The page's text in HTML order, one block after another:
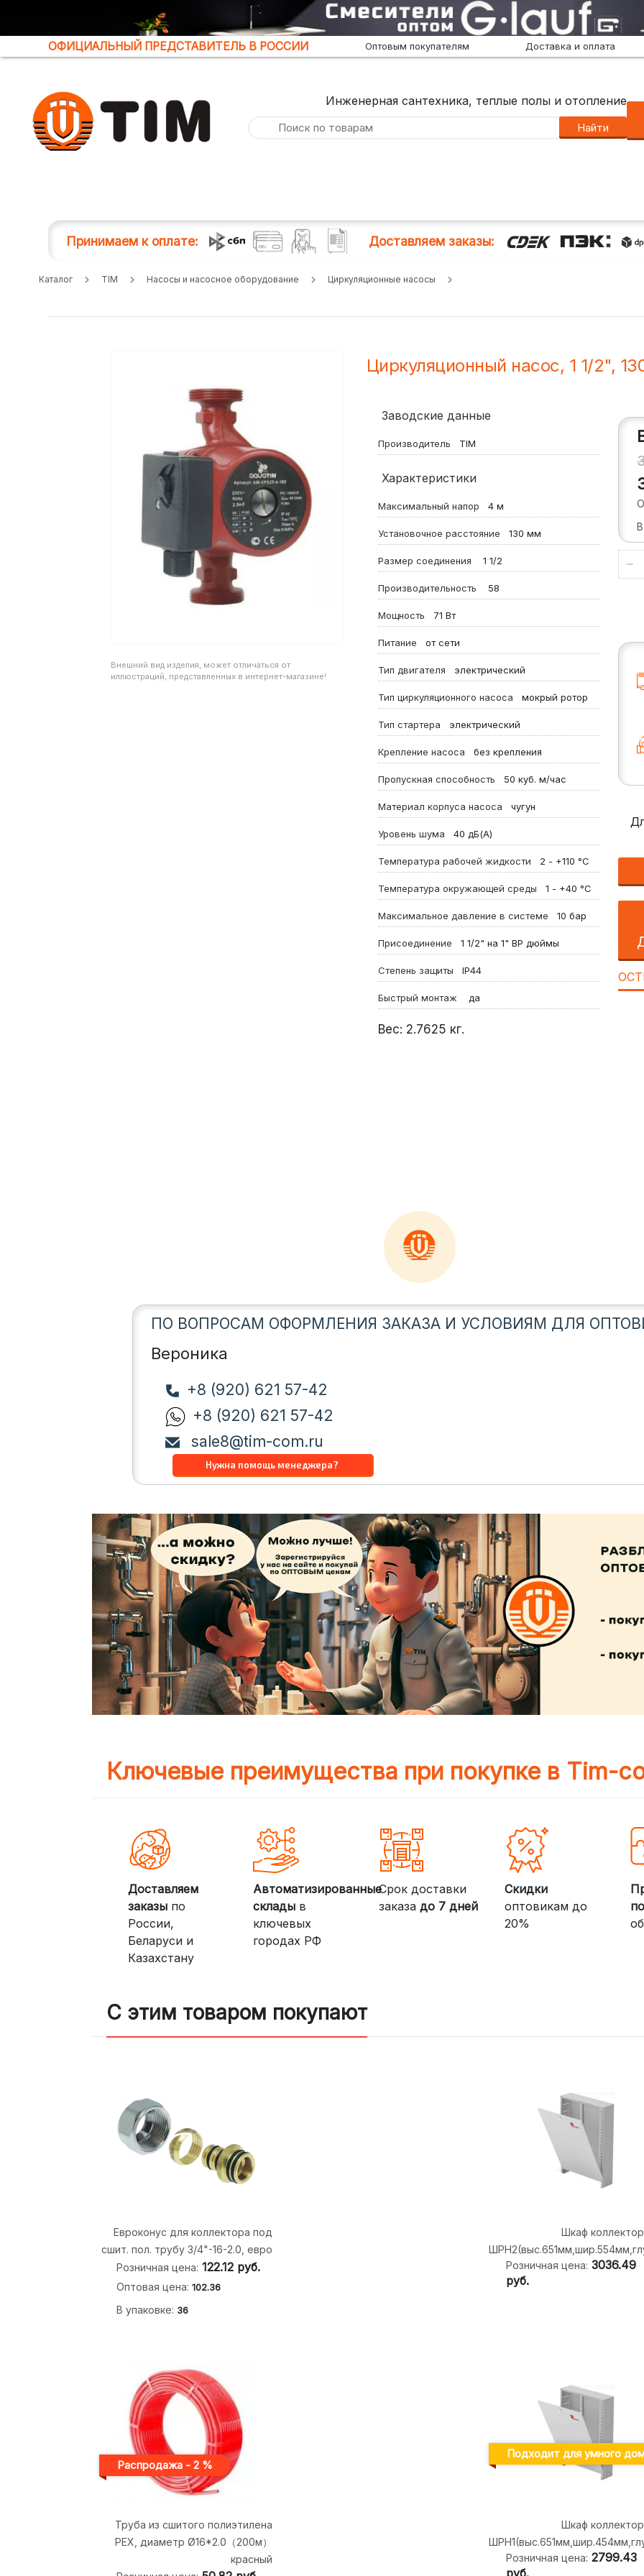
ОФИЦИАЛЬНЫЙ ПРЕДСТАВИТЕЛЬ В РОССИИ Оптовым покупателям Доставка и оплата
Инженерная сантехника, теплые полы и отопление
Найти
Принимаем к оплате: Доставляем заказы:
Каталог TIM Насосы и насосное оборудование Циркуляционные насосы
Внешний вид изделия, может отличаться от
иллюстраций, представленных в интернет-магазине!
Циркуляционный насос, 1 1/2",
Заводские данные
Производитель TIM
Характеристики
Максимальный напор 4 м
Установочное расстояние 130 мм
Размер соединения 1 1/2
Производительность 58
Мощность 71 Вт
Питание от сети
Тип двигателя электрический
Тип циркуляционного насоса мокрый ротор
Тип стартера электрический
Крепление насоса без крепления
Пропускная способность 50 куб. м/час
Материал корпуса насоса чугун
Уровень шума 40 дБ(А)
Температура рабочей жидкости 2 - +110 °C
Температура окружающей среды 1 - +40 °C
Максимальное давление в системе 10 бар
Присоединение 1 1/2" на 1" ВР дюймы
Степень защиты IP44
Быстрый монтаж да
Вес: 2.7625 кг.
ПО ВОПРОСАМ ОФОРМЛЕНИЯ ЗАКАЗА И УСЛОВИЯМ ДЛЯ
Вероника
+8 (920) 621 57-42
+8 (920) 621 57-42
sale8@tim-com.ru
Ключевые преимущества при покупке в Tim-
Доставляем
заказыпо
России,
Беларуси и
Казахстану
Автоматизированные
склады в
ключевых
городах РФ
Срок доставки
заказадо 7 дней
Скидки
оптовикам до
20%
С этим товаром покупают
Евроконус для коллектора под
сшит. пол. трубу 3/4"-16-2.0, евро
Розничная цена: 122.12 руб.
Оптовая цена: 102.36
В упаковке: 36
Шкаф
Розничная цена: 3036.49
руб.
Распродажа - 2 %
Труба из сшитого полиэтилена
PEX, диаметр Ø16*2.0（200м）
красный
Подходит для умного
Шкаф
Розничная цена: 2799.43
руб.